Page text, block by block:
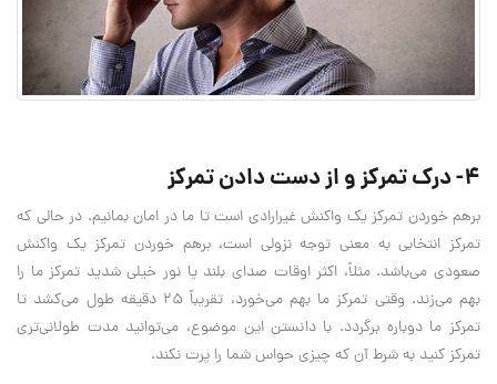
4- درک تمرکز و از دست دادن تمرکز
برهم خوردن تمرکز یک واکنش غیرارادی است تا ما در امان بمانیم. در حالی که
تمرکز انتخابی به معنی توجه نزولی است، برهم خوردن تمرکز یک واکنش
صعودی می‌باشد. مثلاً، اکثر اوقات صدای بلند یا نور خیلی شدید تمرکز ما را
بهم می‌زند. وقتی تمرکز ما بهم می‌‌خورد، تقریباً 25 دقیقه طول می‌کشد تا
تمرکز ما دوباره برگردد. با دانستن این موضوع، می‌توانید مدت طولانی‌تری
تمرکز کنید به شرط آن که چیزی حواس شما را پرت نکند.